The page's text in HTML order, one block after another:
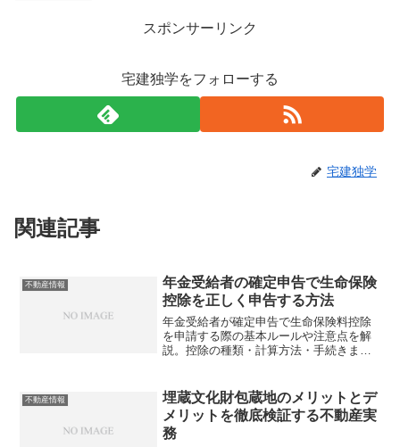
スポンサーリンク
宅建独学をフォローする
宅建独学
関連記事
不動産情報
年金受給者の確定申告で生命保険
控除を正しく申告する方法
年金受給者が確定申告で生命保険料控除
を申請する際の基本ルールや注意点を解
説。控除の種類・計算方法・手続きま
不動産情報
埋蔵文化財包蔵地のメリットとデ
メリットを徹底検証する不動産実
務